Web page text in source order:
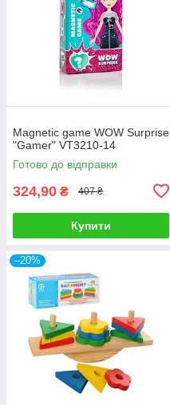
Magnetic game WOW Surprise
"Gamer" VT3210-14
Готово до відправки
324,90 ₴ 407 ₴
Купити
–20%